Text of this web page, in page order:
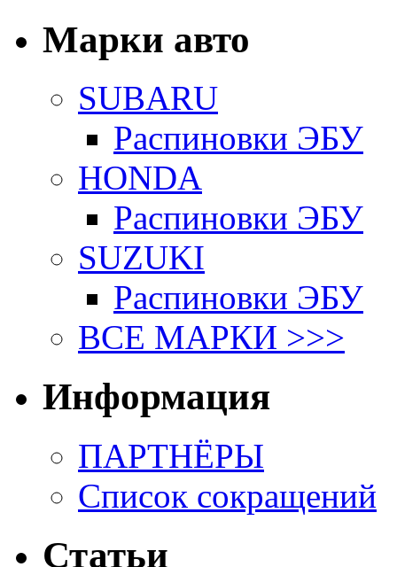
Марки авто
SUBARU
Распиновки ЭБУ
HONDA
Распиновки ЭБУ
SUZUKI
Распиновки ЭБУ
ВСЕ МАРКИ >>>
Информация
ПАРТНЁРЫ
Список сокращений
Статьи